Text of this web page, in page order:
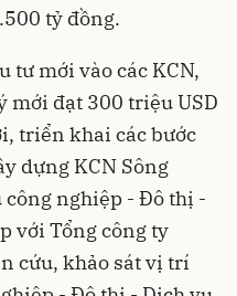
tỷ đồng.
tư mới vào các KCN,
mới đạt 300 triệu USD
triển khai các bước
dựng KCN Sông
công nghiệp - Đô thị -
với Tổng công ty
cứu, khảo sát vị trí